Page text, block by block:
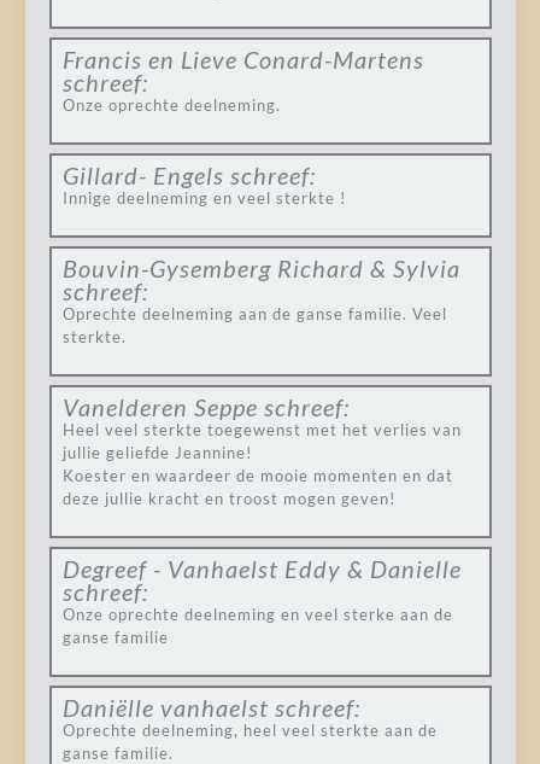
Francis en Lieve Conard-Martens
schreef:
Onze oprechte deelneming.
Gillard- Engels schreef:
Innige deelneming en veel sterkte !
Bouvin-Gysemberg Richard & Sylvia
schreef:
Oprechte deelneming aan de ganse familie. Veel
sterkte.
Vanelderen Seppe schreef:
Heel veel sterkte toegewenst met het verlies van
jullie geliefde Jeannine!
Koester en waardeer de mooie momenten en dat
deze jullie kracht en troost mogen geven!
Degreef - Vanhaelst Eddy & Danielle
schreef:
Onze oprechte deelneming en veel sterke aan de
ganse familie
Daniëlle vanhaelst schreef:
Oprechte deelneming, heel veel sterkte aan de
ganse familie.